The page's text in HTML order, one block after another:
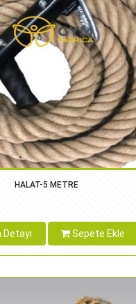
HALAT-5 METRE
Detayı Sepete Ekle